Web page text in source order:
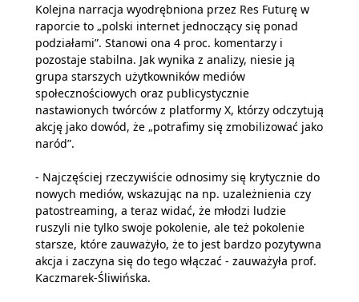
Kolejna narracja wyodrębniona przez Res Futurę w
raporcie to „polski internet jednoczący się ponad
podziałami”. Stanowi ona 4 proc. komentarzy i
pozostaje stabilna. Jak wynika z analizy, niesie ją
grupa starszych użytkowników mediów
społecznościowych oraz publicystycznie
nastawionych twórców z platformy X, którzy odczytują
akcję jako dowód, że „potrafimy się zmobilizować jako
naród”.
- Najczęściej rzeczywiście odnosimy się krytycznie do
nowych mediów, wskazując na np. uzależnienia czy
patostreaming, a teraz widać, że młodzi ludzie
ruszyli nie tylko swoje pokolenie, ale też pokolenie
starsze, które zauważyło, że to jest bardzo pozytywna
akcja i zaczyna się do tego włączać - zauważyła prof.
Kaczmarek-Śliwińska.